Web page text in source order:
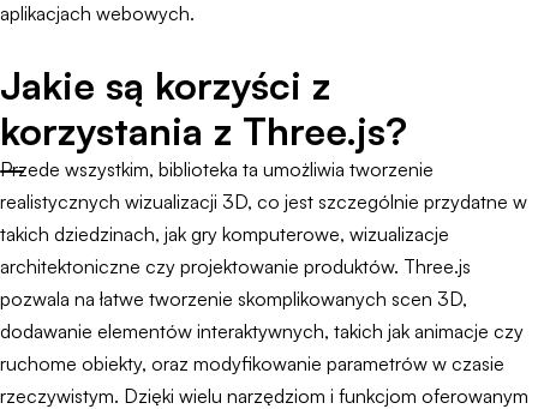
aplikacjach webowych.
Jakie są korzyści z
korzystania z Three.js?
Przede wszystkim, biblioteka ta umożliwia tworzenie
realistycznych wizualizacji 3D, co jest szczególnie przydatne w
takich dziedzinach, jak gry komputerowe, wizualizacje
architektoniczne czy projektowanie produktów. Three.js
pozwala na łatwe tworzenie skomplikowanych scen 3D,
dodawanie elementów interaktywnych, takich jak animacje czy
ruchome obiekty, oraz modyfikowanie parametrów w czasie
rzeczywistym. Dzięki wielu narzędziom i funkcjom oferowanym